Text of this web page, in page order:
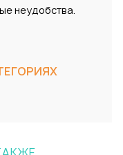
неудобства.